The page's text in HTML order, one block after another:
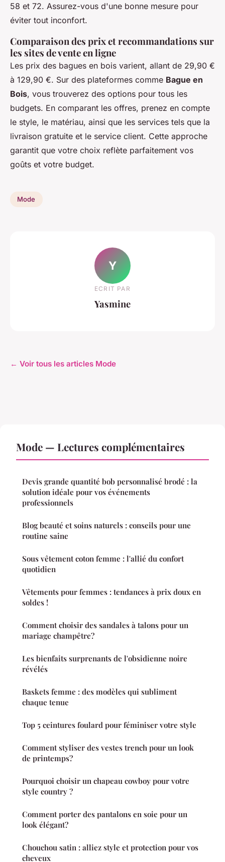
58 et 72. Assurez-vous d'une bonne mesure pour
éviter tout inconfort.
Comparaison des prix et recommandations sur
les sites de vente en ligne
Les prix des bagues en bois varient, allant de 29,90 €
à 129,90 €. Sur des plateformes comme Bague en
Bois, vous trouverez des options pour tous les
budgets. En comparant les offres, prenez en compte
le style, le matériau, ainsi que les services tels que la
livraison gratuite et le service client. Cette approche
garantit que votre choix reflète parfaitement vos
goûts et votre budget.
Mode
Y
ECRIT PAR
Yasmine
← Voir tous les articles Mode
Mode — Lectures complémentaires
Devis grande quantité bob personnalisé brodé : la
solution idéale pour vos événements
professionnels
Blog beauté et soins naturels : conseils pour une
routine saine
Sous vêtement coton femme : l'allié du confort
quotidien
Vêtements pour femmes : tendances à prix doux en
soldes !
Comment choisir des sandales à talons pour un
mariage champêtre?
Les bienfaits surprenants de l'obsidienne noire
révélés
Baskets femme : des modèles qui subliment
chaque tenue
Top 5 ceintures foulard pour féminiser votre style
Comment styliser des vestes trench pour un look
de printemps?
Pourquoi choisir un chapeau cowboy pour votre
style country ?
Comment porter des pantalons en soie pour un
look élégant?
Chouchou satin : alliez style et protection pour vos
cheveux